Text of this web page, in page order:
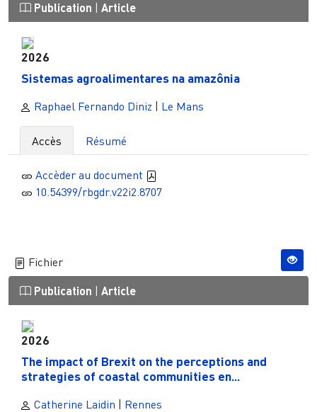
Publication Article
2026
Sistemas agroalimentares na amazônia
Raphael Fernando Diniz Le Mans
Accès Résumé
Accèder au document
10.54399/rbgdr.v22i2.8707
Fichier
Publication Article
2026
The impact of Brexit on the perceptions and
strategies of coastal communities en...
Catherine Laidin Rennes